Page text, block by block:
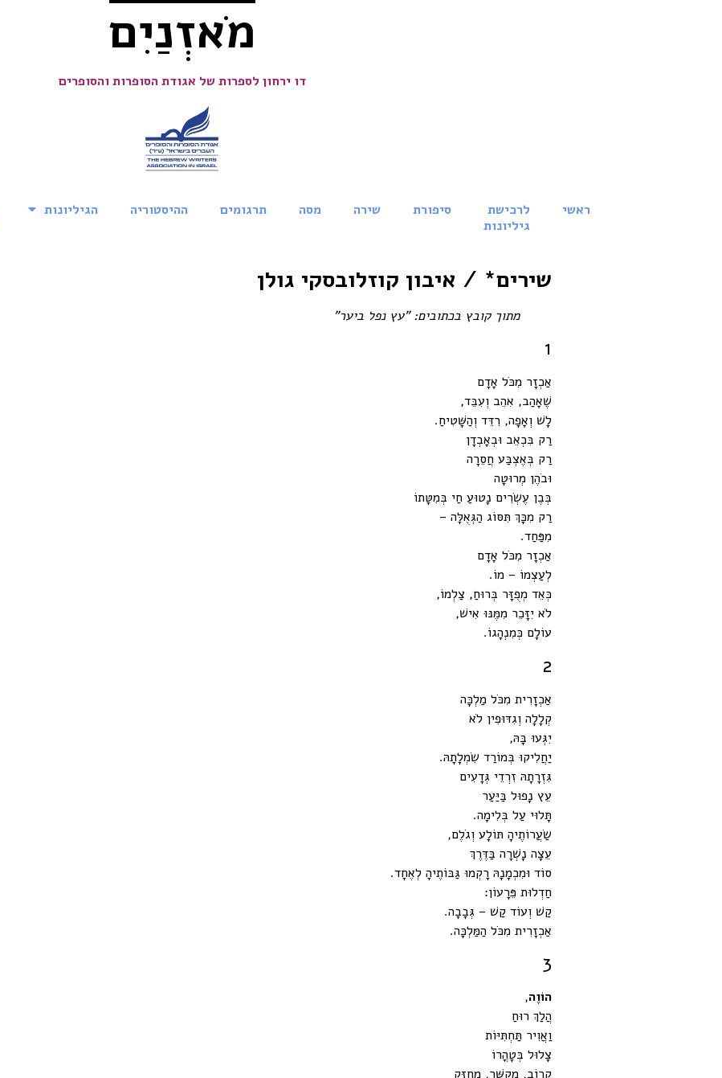
מֹאזְנַיִם
דו ירחון לספרות של אגודת הסופרות והסופרים
ראשי
לרכישת
גיליונות
סיפורת שירה מסה תרגומים ההיסטוריה הגיליונות
שירים* / איבון קוזלובסקי גולן
מתוך קובץ בכתובים: "עץ נפל ביער"
1
אַכְזָר מִכֹּל אָדָם
שֶׁאָהַב, אִהֵב וְעִבֵּד,
לָשׁ וְאָפָה, רִדֵּד וְהַשָּׁטִיחַ.
רַק בִּכְאֵב וּבְאָבְדָן
רַק בְּאֶצְבַּע חֲסֵרָה
וּבֹהֶן מְרוּטָה
בְּבֶן עֶשְׂרִים נָטוּעַ חַי בְּמִטָּתוֹ
רַק מִכָּךְ תִּסּוֹג הַגְּאֻלָּה –
מִפַּחַד.
אַכְזָר מִכֹּל אָדָם
לְעַצְמוֹ – מוֹ.
כְּאֵד מְפֻזָּר בְּרוּחַ, צַלְמוֹ,
לֹא יִזָּכֵר מִמֶּנּוּ אִישׁ,
עוֹלָם כְּמִנְהָגוֹ.
2
אַכְזָרִית מִכֹּל מַלְכָּה
קְלָלָה וְגִדּוּפִין לֹא
יִגְּעוּ בָּהּ,
יַחֲלִיקוּ בְּמוֹרַד שִׂמְלָתָהּ.
גִּזְרָתָהּ זִרְדֵי גְּדָעִים
עֵץ נָפוּל בַּיַּעַר
תָּלוּי עַל בְּלִימָה.
שַׂעֲרוֹתֶיהָ תּוֹלָע וְגֹלֶם,
עֵצָה נָשְׁרָה בַּדֶּרֶךְ
סוֹד וּמִכְמָנָהּ רָקְמוּ גַּבּוֹתֶיהָ לְאֶחָד.
חַדְלוּת פֵּרָעוֹן:
קַשׁ וְעוֹד קַשׁ – גְּבָבָה.
אַכְזָרִית מִכֹּל הַמַּלְכָּה.
3
הוֹוֶה,
הֲלַךְ רוּחַ
וַאֲוִיר תַּחְתִּיּוֹת
צָלוּל בְּטָהֳרוֹ
קָרוֹב, מְקַשֵּׁר, מְחַזֵּק